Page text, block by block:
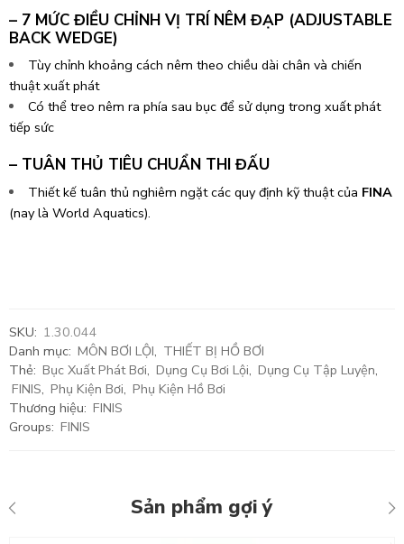
– 7 MỨC ĐIỀU CHỈNH VỊ TRÍ NÊM ĐẠP (ADJUSTABLE
BACK WEDGE)
Tùy chỉnh khoảng cách nêm theo chiều dài chân và chiến
thuật xuất phát
Có thể treo nêm ra phía sau bục để sử dụng trong xuất phát
tiếp sức
– TUÂN THỦ TIÊU CHUẨN THI ĐẤU
Thiết kế tuân thủ nghiêm ngặt các quy định kỹ thuật của FINA
(nay là World Aquatics).
SKU: 1.30.044
Danh mục: MÔN BƠI LỘI, THIẾT BỊ HỒ BƠI
Thẻ: Bục Xuất Phát Bơi, Dụng Cụ Bơi Lội, Dụng Cụ Tập Luyện,
FINIS, Phụ Kiện Bơi, Phụ Kiện Hồ Bơi
Thương hiệu: FINIS
Groups: FINIS
Sản phẩm gợi ý